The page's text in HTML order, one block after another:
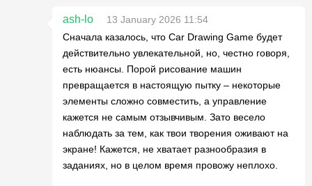
ash-lo
13 January 2026 11:54
Сначала казалось, что Car Drawing Game будет
действительно увлекательной, но, честно говоря,
есть нюансы. Порой рисование машин
превращается в настоящую пытку – некоторые
элементы сложно совместить, а управление
кажется не самым отзывчивым. Зато весело
наблюдать за тем, как твои творения оживают на
экране! Кажется, не хватает разнообразия в
заданиях, но в целом время провожу неплохо.